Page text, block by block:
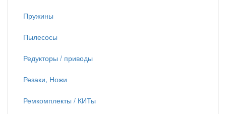
Пружины
Пылесосы
Редукторы / приводы
Резаки, Ножи
Ремкомплекты / КИТы